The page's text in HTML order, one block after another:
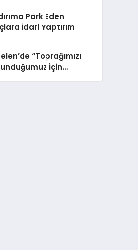
Park Eden
İdari Yaptırım
“Toprağımızı
İçin